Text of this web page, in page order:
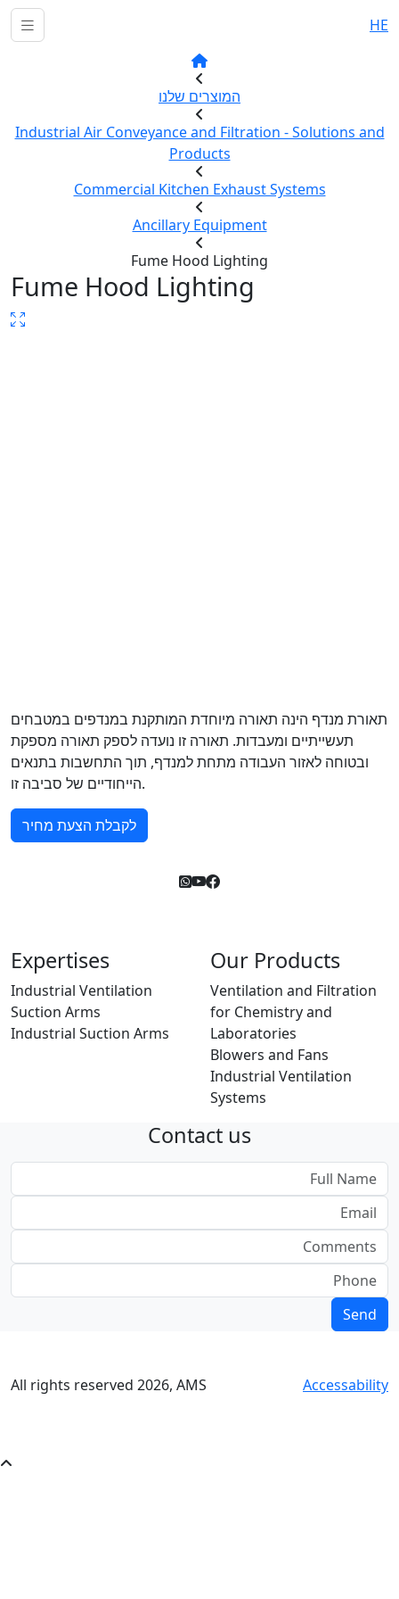
HE
המוצרים שלנו
Industrial Air Conveyance and Filtration - Solutions and
Products
Commercial Kitchen Exhaust Systems
Ancillary Equipment
Fume Hood Lighting
תאורת מנדף הינה תאורה מיוחדת המותקנת במנדפים במטבחים
תעשייתיים ומעבדות. תאורה זו נועדה לספק תאורה מספקת
ובטוחה לאזור העבודה מתחת למנדף, תוך התחשבות בתנאים
הייחודיים של סביבה זו.
לקבלת הצעת מחיר
Fume Hood Lighting
Expertises
Industrial Ventilation
Suction Arms
Industrial Suction Arms
Our Products
Ventilation and Filtration
for Chemistry and
Laboratories
Blowers and Fans
Industrial Ventilation
Systems
Contact us
All rights reserved 2026, AMS Accessability